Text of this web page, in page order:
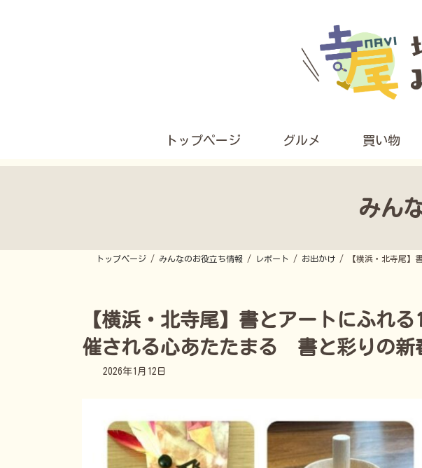
トップページ グルメ 買い物
みん
トップページ みんなのお役立ち情報 レポート お出かけ 【横浜・北寺尾
【横浜・北寺尾】書とアートにふれ
催される心あたたまる 書と彩りの新
最
:
2026年1月12日